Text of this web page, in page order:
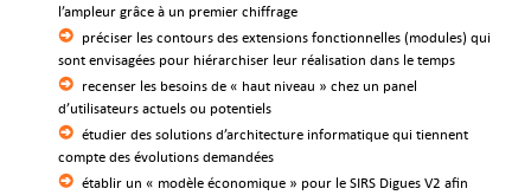
l’ampleur grâce à un premier chiffrage
préciser les contours des extensions fonctionnelles (modules) qui
sont envisagées pour hiérarchiser leur réalisation dans le temps
recenser les besoins de « haut niveau » chez un panel
d’utilisateurs actuels ou potentiels
étudier des solutions d’architecture informatique qui tiennent
compte des évolutions demandées
établir un « modèle économique » pour le SIRS Digues V2 afin